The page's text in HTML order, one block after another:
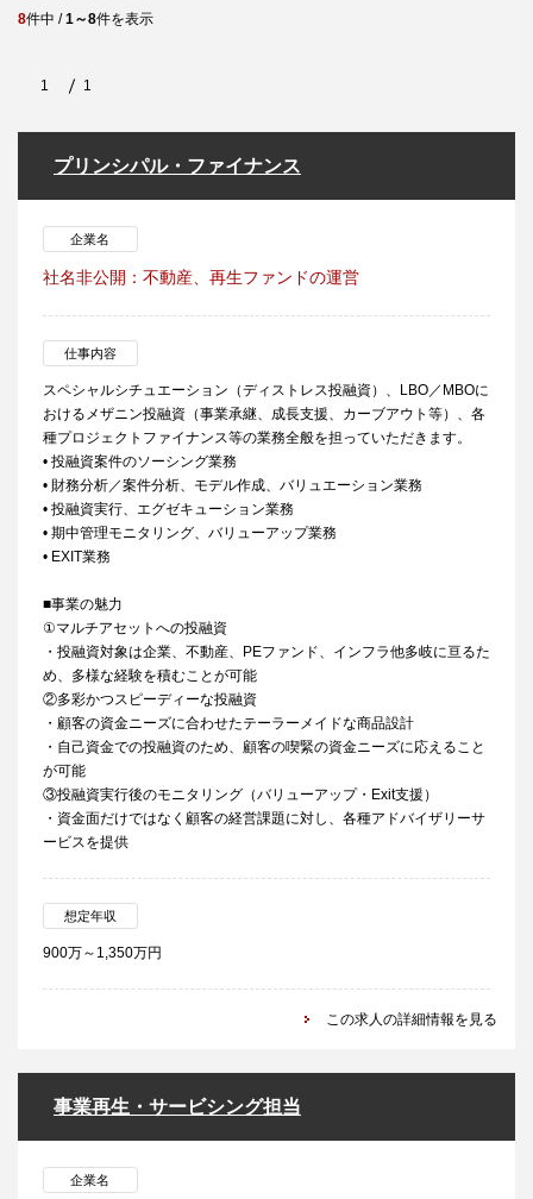
8件中 /1～8件を表示
1 1
プリンシパル・ファイナンス
企業名
社名非公開：不動産、再生ファンドの運営
仕事内容
スペシャルシチュエーション（ディストレス投融資）、LBO／MBOに
おけるメザニン投融資（事業承継、成長支援、カーブアウト等）、各
種プロジェクトファイナンス等の業務全般を担っていただきます。
• 投融資案件のソーシング業務
• 財務分析／案件分析、モデル作成、バリュエーション業務
• 投融資実行、エグゼキューション業務
• 期中管理モニタリング、バリューアップ業務
• EXIT業務
■事業の魅力
①マルチアセットへの投融資
・投融資対象は企業、不動産、PEファンド、インフラ他多岐に亘るた
め、多様な経験を積むことが可能
②多彩かつスピーディーな投融資
・顧客の資金ニーズに合わせたテーラーメイドな商品設計
・自己資金での投融資のため、顧客の喫緊の資金ニーズに応えること
が可能
③投融資実行後のモニタリング（バリューアップ・Exit支援）
・資金面だけではなく顧客の経営課題に対し、各種アドバイザリーサ
ービスを提供
想定年収
900万～1,350万円
この求人の詳細情報を見る
事業再生・サービシング担当
企業名